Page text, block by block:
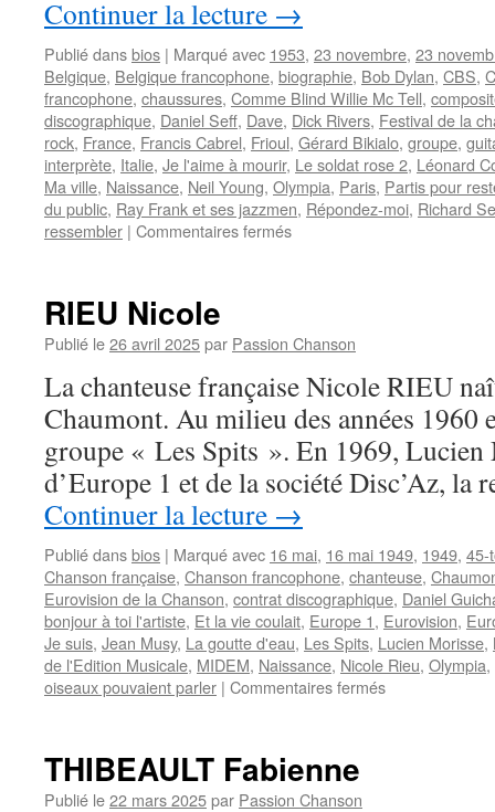
Continuer la lecture →
Publié dansbios | Marqué avec 1953, 23 novembre, 23
Belgique, Belgique francophone, biographie, Bob Dylan, CBS,
francophone, chaussures, Comme Blind Willie Mc Tell,
discographique, Daniel Seff, Dave, Dick Rivers, Festival de la
rock, France, Francis Cabrel, Frioul, Gérard Bikialo, groupe,
interprète, Italie, Je l'aime à mourir, Le soldat rose 2, Léonard
Ma ville, Naissance, Neil Young, Olympia, Paris, Partis pour
du public, Ray Frank et ses jazzmen, Répondez-moi, Richard
ressembler | Commentaires ferméssur
RIEU Nicole
Publié le26 avril 2025par Passion Chanson
La chanteuse française Nicole RIEU
Chaumont. Au milieu des années 1960
groupe « Les Spits ». En 1969,
d’Europe 1 et de la société Disc’Az,
Continuer la lecture →
Publié dansbios | Marqué avec 16 mai, 16 mai 1949, 1949, 45-
Chanson française, Chanson francophone, chanteuse,
Eurovision de la Chanson, contrat discographique, Daniel
bonjour à toi l'artiste, Et la vie coulait, Europe 1, Eurovision,
Je suis, Jean Musy, La goutte d'eau, Les Spits, Lucien Morisse,
de l'Edition Musicale, MIDEM, Naissance, Nicole Rieu, Olympia,
oiseaux pouvaient parler | Commentaires ferméssur
THIBEAULT Fabienne
Publié le22 mars 2025par Passion Chanson